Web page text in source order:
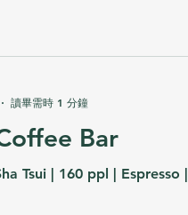
Bar
Tsui | 160 ppl | Espresso |
讀畢需時 1 分鐘